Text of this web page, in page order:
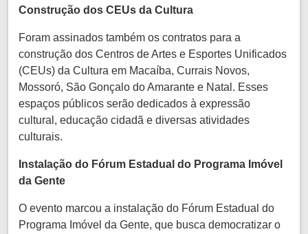
Construção dos CEUs da Cultura
Foram assinados também os contratos para a
construção dos Centros de Artes e Esportes Unificados
(CEUs) da Cultura em Macaíba, Currais Novos,
Mossoró, São Gonçalo do Amarante e Natal. Esses
espaços públicos serão dedicados à expressão
cultural, educação cidadã e diversas atividades
culturais.
Instalação do Fórum Estadual do Programa Imóvel
da Gente
O evento marcou a instalação do Fórum Estadual do
Programa Imóvel da Gente, que busca democratizar o